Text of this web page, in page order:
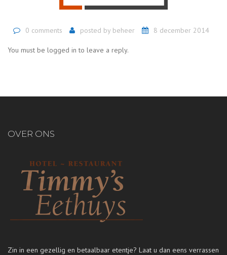
0 comments posted by beheer 8 december 2014
You must be logged in to leave a reply.
OVER ONS
Zin in een gezellig en betaalbaar etentje? Laat u dan eens verrassen